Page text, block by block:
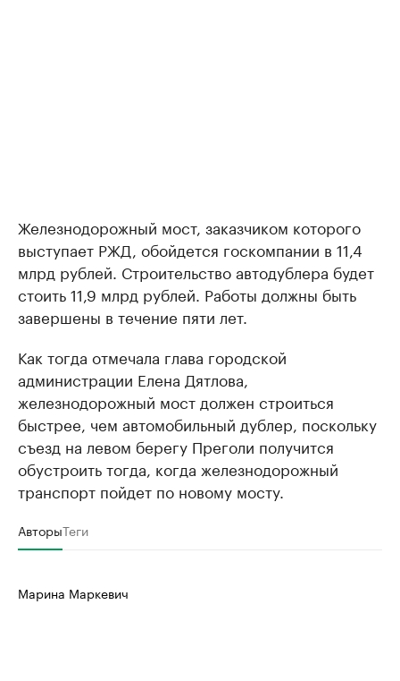
Железнодорожный мост, заказчиком которого
выступает РЖД, обойдется госкомпании в 11,4
млрд рублей. Строительство автодублера будет
стоить 11,9 млрд рублей. Работы должны быть
завершены в течение пяти лет.
Как тогда отмечала глава городской
администрации Елена Дятлова,
железнодорожный мост должен строиться
быстрее, чем автомобильный дублер, поскольку
съезд на левом берегу Преголи получится
обустроить тогда, когда железнодорожный
транспорт пойдет по новому мосту.
АвторыТеги
Марина Маркевич